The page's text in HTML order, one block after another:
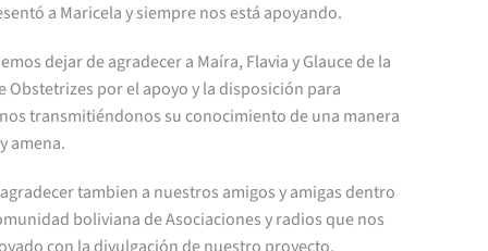
a Maricela y siempre nos está apoyando.
dejar de agradecer a Maíra, Flavia y Glauce de la
Obstetrizes por el apoyo y la disposición para
transmitiéndonos su conocimiento de una manera
amena.
tambien a nuestros amigos y amigas dentro
boliviana de Asociaciones y radios que nos